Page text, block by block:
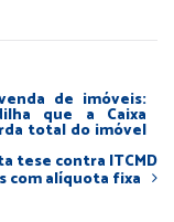
de imóveis:
que a Caixa
total do imóvel
tese contra ITCMD
com alíquota fixa